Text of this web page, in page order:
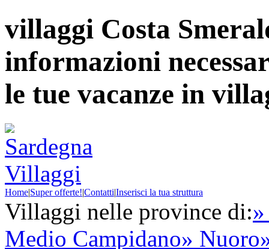
villaggi Costa
informazioni
le tue vacanze in
Home|Super offerte!|Contatti|Inserisci la tua struttura
Villaggi nelle province di:
Medio Campidano» Nuoro